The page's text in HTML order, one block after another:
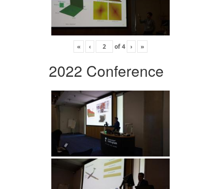
« ‹ of4 › »
2022 Conference